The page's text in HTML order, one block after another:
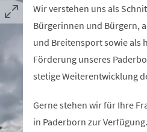
Wir verstehen uns als
Bürgerinnen und Bürgern,
und Breitensport sowie als
Förderung unseres
stetige Weiterentwicklung
Gerne stehen wir für Ihre
in Paderborn zur Verfügung.